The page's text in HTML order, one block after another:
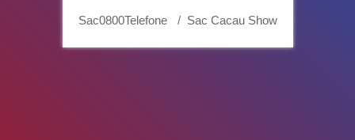
Sac0800Telefone Sac Cacau Show